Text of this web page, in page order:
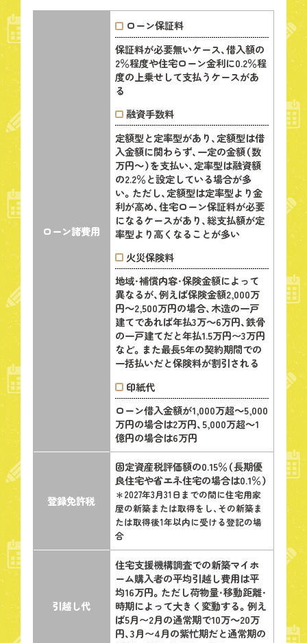
ローン諸費用
ローン保証料
保証料が必要無いケース、借入額の
2％程度や住宅ローン金利に0.2％程
度の上乗せして支払うケースがあ
る
融資手数料
定額型と定率型があり、定額型は借
入金額に関わらず、一定の金額（数
万円～）を支払い、定率型は融資額
の2.2％と設定している場合が多
い。ただし、定額型は定率型より金
利が高め、住宅ローン保証料が必要
になるケースがあり、総支払額が定
率型より高くなることが多い
火災保険料
地域・補償内容・保険金額によって
異なるが、例えば保険金額2,000万
円～2,500万円の場合、木造の一戸
建てであれば年払3万～6万円、鉄骨
の一戸建てだと年払1.5万円〜3万円
など。また最長5年の契約期間での
一括払いだと保険料が割引される
印紙代
ローン借入金額が1,000万超～5,000
万円の場合は2万円、5,000万超～1
億円の場合は6万円
登録免許税
固定資産税評価額の0.15％（長期優
良住宅や省エネ住宅の場合は0.1％）
＊2027年3月31日までの間に住宅用家
屋の新築または取得をし、その新築ま
たは取得後1年以内に受ける登記の場
合
引越し代
住宅支援機構調査での新築マイホ
ーム購入者の平均引越し費用は平
均16万円。ただし荷物量・移動距離・
時期によって大きく変動する。例え
ば5月〜2月の通常期で10万～20万
円、3月〜4月の紫忙期だと通常期の